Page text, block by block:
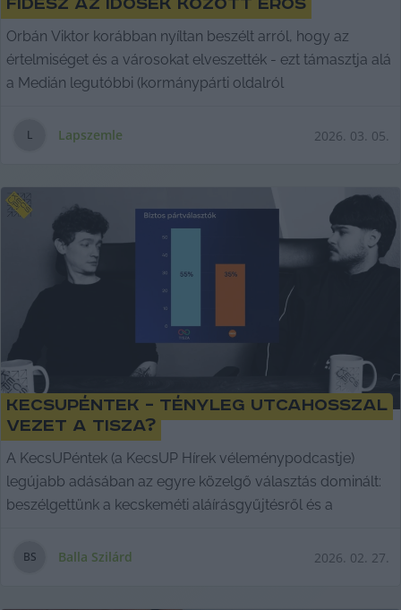
Fidesz az idősek között erős
Orbán Viktor korábban nyíltan beszélt arról, hogy az
értelmiséget és a városokat elveszették - ezt támasztja alá
a Medián legutóbbi (kormánypárti oldalról
L Lapszemle 2026. 03. 05.
KecsUPéntek – Tényleg utcahosszal
vezet a Tisza?
A KecsUPéntek (a KecsUP Hírek véleménypodcastje)
legújabb adásában az egyre közelgő választás dominált:
beszélgettünk a kecskeméti aláírásgyűjtésről és a
BS Balla Szilárd 2026. 02. 27.